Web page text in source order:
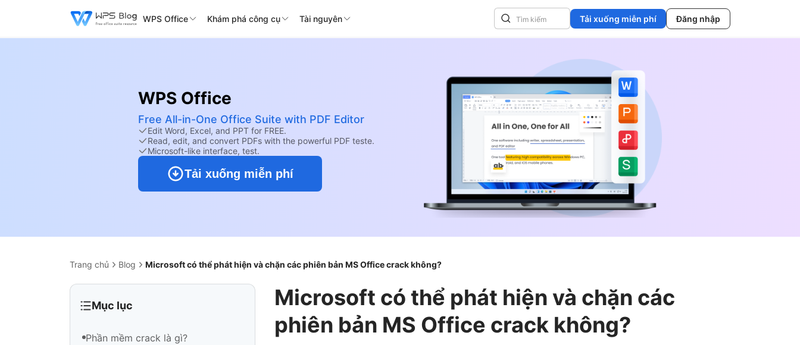
WPS Office Khám phá công cụ Tài nguyên Tải xuống miễn phí Đăng nhập
WPS Office
Free All-in-One Office Suite with PDF Editor
Edit Word, Excel, and PPT for FREE.
Read, edit, and convert PDFs with the powerful PDF teste.
Microsoft-like interface, test.
Tải xuống miễn phí
Trang chủ Blog Microsoft có thể phát hiện và chặn các phiên bản MS Office crack không?
Mục lục
Phần mềm crack là gì?
Microsoft có thể phát hiện và chặn các
phiên bản MS Office crack không?